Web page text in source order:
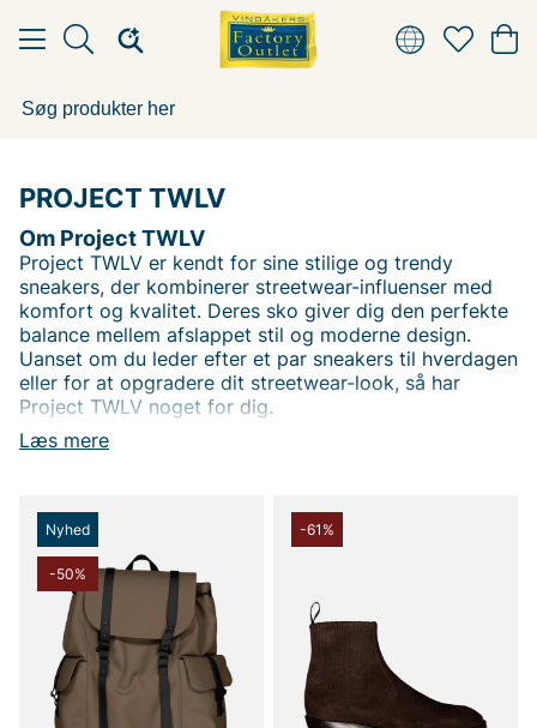
PROJECT TWLV
Læs mere
Om Project TWLV
Project TWLV er kendt for sine stilige og trendy
sneakers, der kombinerer streetwear-influenser med
komfort og kvalitet. Deres sko giver dig den perfekte
balance mellem afslappet stil og moderne design.
Uanset om du leder efter et par sneakers til hverdagen
eller for at opgradere dit streetwear-look, så har
Project TWLV noget for dig.
Nyhed
-50%
-61%